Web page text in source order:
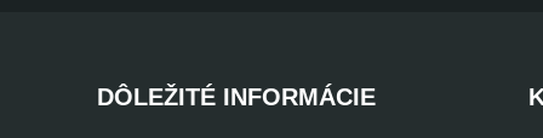
DÔLEŽITÉ INFORMÁCIE